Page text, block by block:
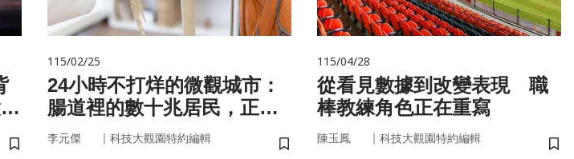
儲存書籤
115/02/25
24小時不打烊的微觀城市：
腸道裡的數十兆居民，正悄
悄掌管你的大腦與健康
李元傑 ｜ 科技大觀園特約編輯
儲存書籤
115/04/28
從看見數據到改變表現 職
棒教練角色正在重寫
陳玉鳳 ｜ 科技大觀園特約編輯
儲